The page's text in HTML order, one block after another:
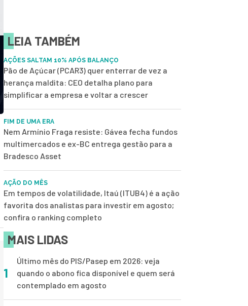
LEIA TAMBÉM
AÇÕES SALTAM 10% APÓS BALANÇO
Pão de Açúcar (PCAR3) quer enterrar de vez a
herança maldita: CEO detalha plano para
simplificar a empresa e voltar a crescer
FIM DE UMA ERA
Nem Armínio Fraga resiste: Gávea fecha fundos
multimercados e ex-BC entrega gestão para a
Bradesco Asset
AÇÃO DO MÊS
Em tempos de volatilidade, Itaú (ITUB4) é a ação
favorita dos analistas para investir em agosto;
confira o ranking completo
MAIS LIDAS
1
Último mês do PIS/Pasep em 2026: veja
quando o abono fica disponível e quem será
contemplado em agosto